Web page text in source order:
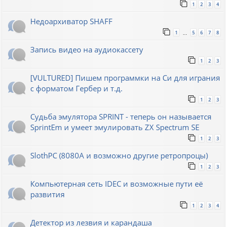
1 2 3 4
Недоархиватор SHAFF
1 5 6 7 8
Запись видео на аудиокассету
1 2 3
[VULTURED] Пишем программки на Си для играния
с форматом Гербер и т.д.
1 2 3
Судьба эмулятора SPRINT - теперь он называется
SprintEm и умеет эмулировать ZX Spectrum SE
1 2 3
SlothPC (8080A и возможно другие ретропроцы)
1 2 3
Компьютерная сеть IDEC и возможные пути её
развития
1 2 3 4
Детектор из лезвия и карандаша